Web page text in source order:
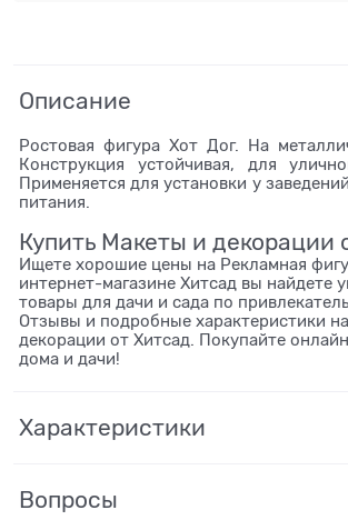
Описание
Ростовая фигура Хот Дог. На
Конструкция устойчивая, для
Применяется для установки у
питания.
Купить Макеты и декорации
Ищете хорошие цены на Рекламная
интернет-магазине Хитсад вы найдете
товары для дачи и сада по
Отзывы и подробные характеристики
декорации от Хитсад. Покупайте
дома и дачи!
Характеристики
Вопросы